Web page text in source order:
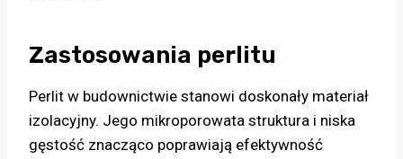
Zastosowania perlitu
Perlit w budownictwie stanowi doskonały materiał
izolacyjny. Jego mikroporowata struktura i niska
gęstość znacząco poprawiają efektywność